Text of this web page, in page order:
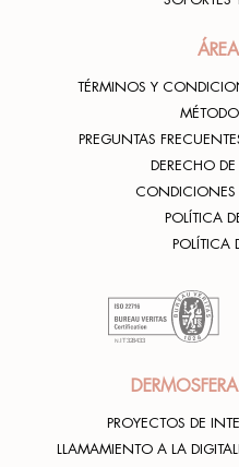
TÉRMINOS Y
PREGUNTAS
DERECHO
CONDICIONES
POLÍTICA
POLÍTICA
PROYECTOS DE
LLAMAMIENTO A LA